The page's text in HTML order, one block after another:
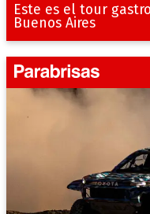
Este es el tour
Buenos Aires